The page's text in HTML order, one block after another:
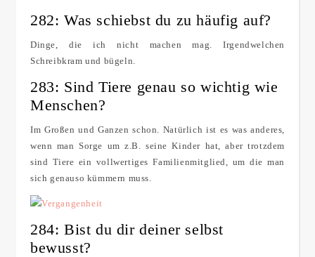
282: Was schiebst du zu häufig auf?
Dinge, die ich nicht machen mag. Irgendwelchen
Schreibkram und bügeln.
283: Sind Tiere genau so wichtig wie
Menschen?
Im Großen und Ganzen schon. Natürlich ist es was anderes,
wenn man Sorge um z.B. seine Kinder hat, aber trotzdem
sind Tiere ein vollwertiges Familienmitglied, um die man
sich genauso kümmern muss.
284: Bist du dir deiner selbst
bewusst?